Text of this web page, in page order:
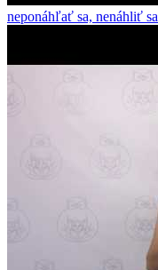
neponáhľať sa, nenáhliť sa